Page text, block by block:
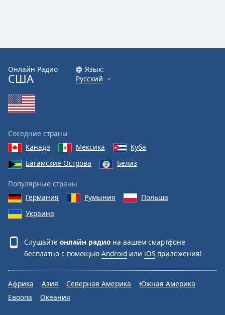
Онлайн Радио
США
Язык:
Русский
Соседние страны
Канада
Мексика
Куба
Багамские Острова
Белиз
Популярные страны
Германия
Румыния
Польша
Украина
Слушайте онлайн радио на вашем смартфоне
бесплатно с помощью Android или iOS приложения!
Африка Азия Северная Америка
Южная Америка
Европа
Океания